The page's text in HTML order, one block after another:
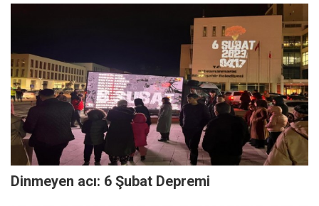
Dinmeyen acı: 6 Şubat Depremi